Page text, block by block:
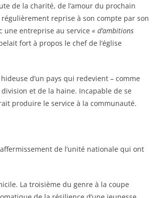
de la charité, de l’amour du prochain
régulièrement reprise à son compte par son
une entreprise au service « d’ambitions
fort à propos le chef de l’église
d’un pays qui redevient – comme
et de la haine. Incapable de se
produire le service à la communauté.
de l’unité nationale qui ont
La troisième du genre à la coupe